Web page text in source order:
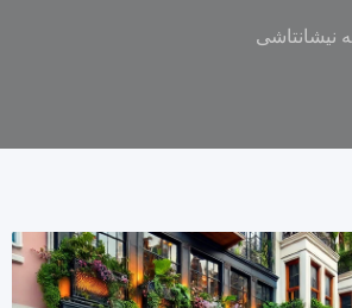
نیشانتاشی